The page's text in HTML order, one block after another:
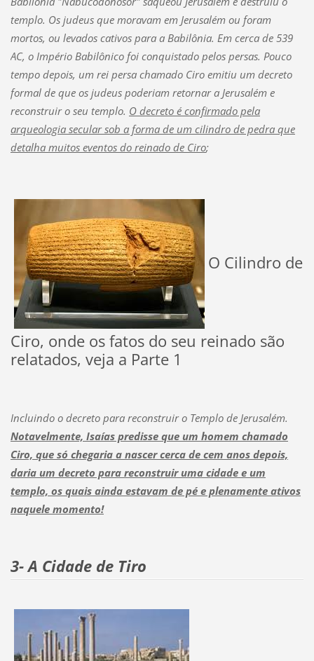
templo. Os judeus que moravam em Jerusalém ou foram
mortos, ou levados cativos para a Babilônia. Em cerca de 539
AC, o Império Babilônico foi conquistado pelos persas. Pouco
tempo depois, um rei persa chamado Ciro emitiu um decreto
formal de que os judeus poderiam retornar a Jerusalém e
reconstruir o seu templo. O decreto é confirmado pela
arqueologia secular sob a forma de um cilindro de pedra que
detalha muitos eventos do reinado de Ciro;
O Cilindro de
Ciro, onde os fatos do seu reinado são
relatados, veja a Parte 1
Incluindo o decreto para reconstruir o Templo de Jerusalém.
Notavelmente, Isaías predisse que um homem chamado
Ciro, que só chegaria a nascer cerca de cem anos depois,
daria um decreto para reconstruir uma cidade e um
templo, os quais ainda estavam de pé e plenamente ativos
naquele momento!
3- A Cidade de Tiro